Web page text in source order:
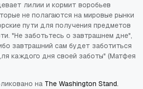
лилии и кормит воробьев
не полагаются на мировые рынки
пути для получения предметов
"Не заботьтесь о завтрашнем дне",
завтрашний сам будет заботиться
каждого дня своей заботы" (Матфея
на The Washington Stand.